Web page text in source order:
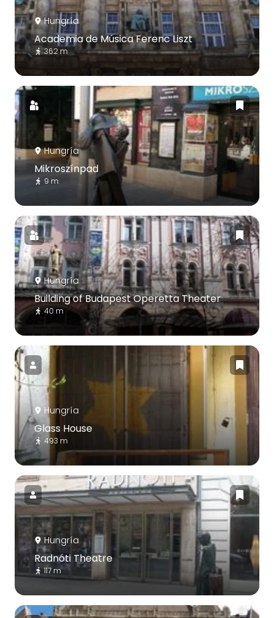
Hungría
Academia de Música Ferenc Liszt
362 m
Hungría
Mikroszínpad
9 m
Hungría
Building of Budapest Operetta Theater
40 m
Hungría
Glass House
493 m
Hungría
Radnóti Theatre
117 m